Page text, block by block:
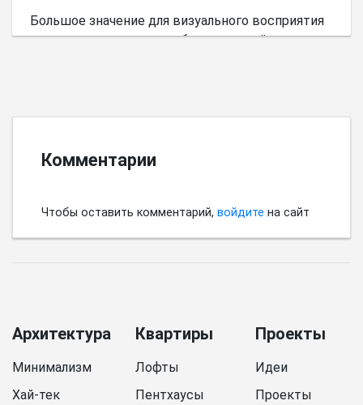
Большое значение для визуального восприятия
пространства имеет выбор цветовой палитры.
Комментарии
Чтобы оставить комментарий, войдите на сайт
Архитектура
Минимализм
Хай-тек
Квартиры
Лофты
Пентхаусы
Проекты
Идеи
Проекты